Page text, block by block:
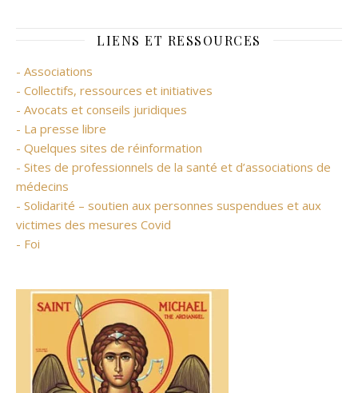
LIENS ET RESSOURCES
- Associations
- Collectifs, ressources et initiatives
- Avocats et conseils juridiques
- La presse libre
- Quelques sites de réinformation
- Sites de professionnels de la santé et d’associations de
médecins
- Solidarité – soutien aux personnes suspendues et aux
victimes des mesures Covid
- Foi